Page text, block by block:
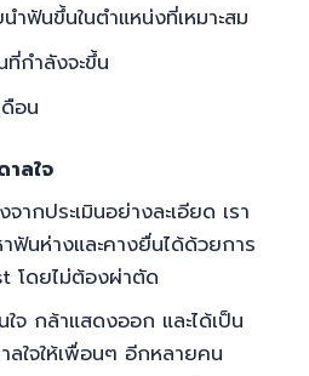
ำฟันขึ้นในตำแหน่งที่เหมาะสม
กำลังจะขึ้น
อน
ลใจ
กประเมินอย่างละเอียด เรา
นห่างและคางยื่นได้ด้วยการ
โดยไม่ต้องผ่าตัด
จ กล้าแสดงออก และได้เป็น
ใจให้เพื่อนๆ อีกหลายคน